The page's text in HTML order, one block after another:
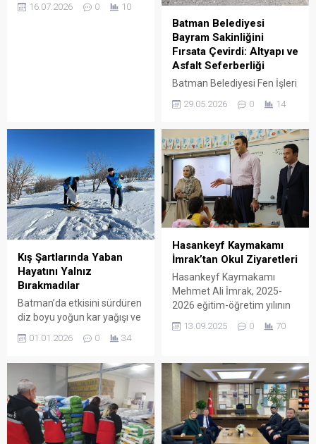
Arslan, kentteki din öğretimi
16.07.2026 0 10
Batman Belediyesi
Bayram Sakinliğini
Fırsata Çevirdi: Altyapı ve
Asfalt Seferberliği
Batman Belediyesi Fen İşleri
Müdürlüğü, Kurban Bayramı
tatiliyle birlikte kent
yaya trafiğini fırsat bilerek,
normal zamanda
müdahalesi zor olan ana
arterlerde kapsamlı bir
altyapı ve üstyapı
seferberliği başlattı.
29.05.2026 0 14
Kış Şartlarında Yaban
Hayatını Yalnız
Bırakmadılar
Batman’da etkisini sürdüren
diz boyu yoğun kar yağışı ve
yaban hayvanlarının
Batman Belediyesi, zorlu kış
şartlarında yaban hayatına
yönelik destek çalışmalarını
aralıksız sürdürdü.
01.01.2026 0 34
Hasankeyf Kaymakamı
İmrak’tan Okul Ziyaretleri
Hasankeyf Kaymakamı
Mehmet Ali İmrak, 2025-
2026 eğitim-öğretim yılının
okulları ziyaret etti.
13.09.2025 0 70